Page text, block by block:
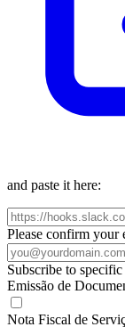
and paste it here:
Please confirm your
Subscribe to
Emissão de
Nota Fiscal de